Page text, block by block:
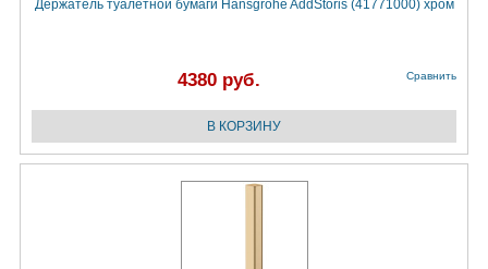
Держатель туалетной бумаги Hansgrohe AddStoris (41771000) хром
4380 руб. Сравнить